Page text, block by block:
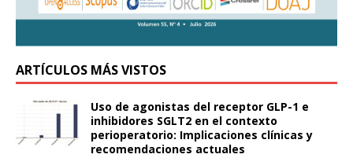
ARTÍCULOS MÁS VISTOS
Uso de agonistas del receptor GLP-1 e
inhibidores SGLT2 en el contexto
perioperatorio: Implicaciones clínicas y
recomendaciones actuales